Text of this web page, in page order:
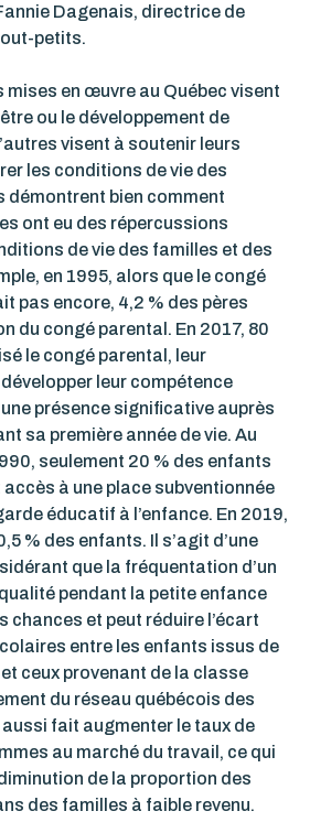
Dagenais, directrice de
petits.
en œuvre au Québec visent
ou le développement de
visent à soutenir leurs
les conditions de vie des
démontrent bien comment
ont eu des répercussions
de vie des familles et des
en 1995, alors que le congé
pas encore, 4,2 % des pères
du congé parental. En 2017, 80
le congé parental, leur
leur compétence
présence significative auprès
sa première année de vie. Au
seulement 20 % des enfants
à une place subventionnée
éducatif à l’enfance. En 2019,
% des enfants. Il s’agit d’une
que la fréquentation d’un
pendant la petite enfance
chances et peut réduire l’écart
entre les enfants issus de
ceux provenant de la classe
du réseau québécois des
fait augmenter le taux de
au marché du travail, ce qui
de la proportion des
des familles à faible revenu.